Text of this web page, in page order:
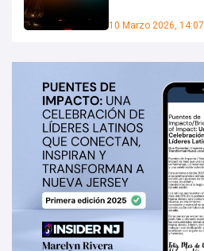
10 Marzo 2026, 14:07